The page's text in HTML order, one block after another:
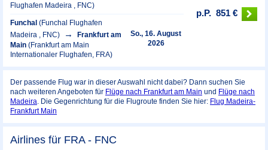
Flughafen Madeira , FNC)
Funchal (Funchal Flughafen
Madeira , FNC)
Frankfurt am
Main (Frankfurt am Main
Internationaler Flughafen, FRA)
So., 16. August
2026
p.P. 851 €
Der passende Flug war in dieser Auswahl nicht dabei? Dann suchen Sie
nach weiteren Angeboten für Flüge nach Frankfurt am Main und Flüge nach
Madeira . Die Gegenrichtung für die Flugroute finden Sie hier: Flug Madeira-
Frankfurt Main
Airlines für FRA - FNC